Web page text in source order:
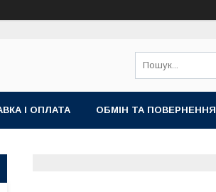
І ОПЛАТА ОБМІН ТА ПОВЕРНЕННЯ